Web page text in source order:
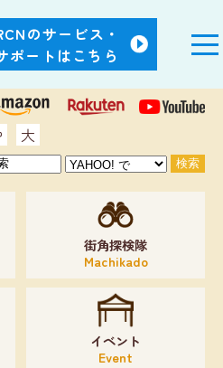
のサービス・
ポートはこちら
大
街角探検隊
Machikado
イベント
Event